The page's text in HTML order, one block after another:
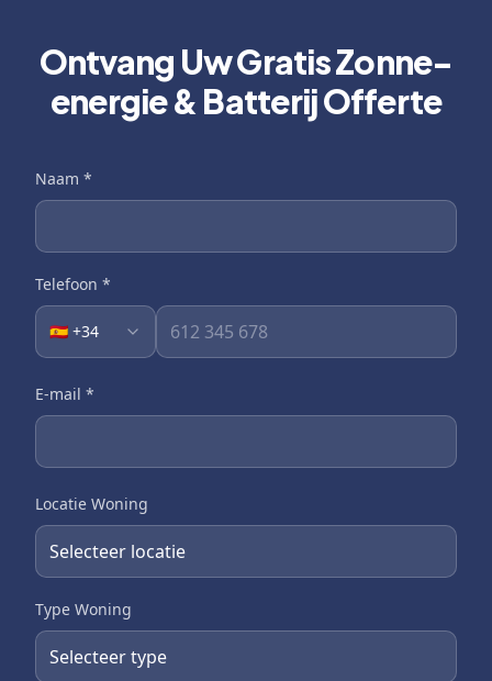
Ontvang Uw Gratis Zonne-
energie & Batterij Offerte
Naam *
Telefoon *
🇪🇸 +34
E-mail *
Locatie Woning
Type Woning